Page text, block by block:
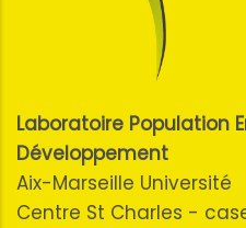
Laboratoire Population
Développement
Aix-Marseille Université
Centre St Charles -